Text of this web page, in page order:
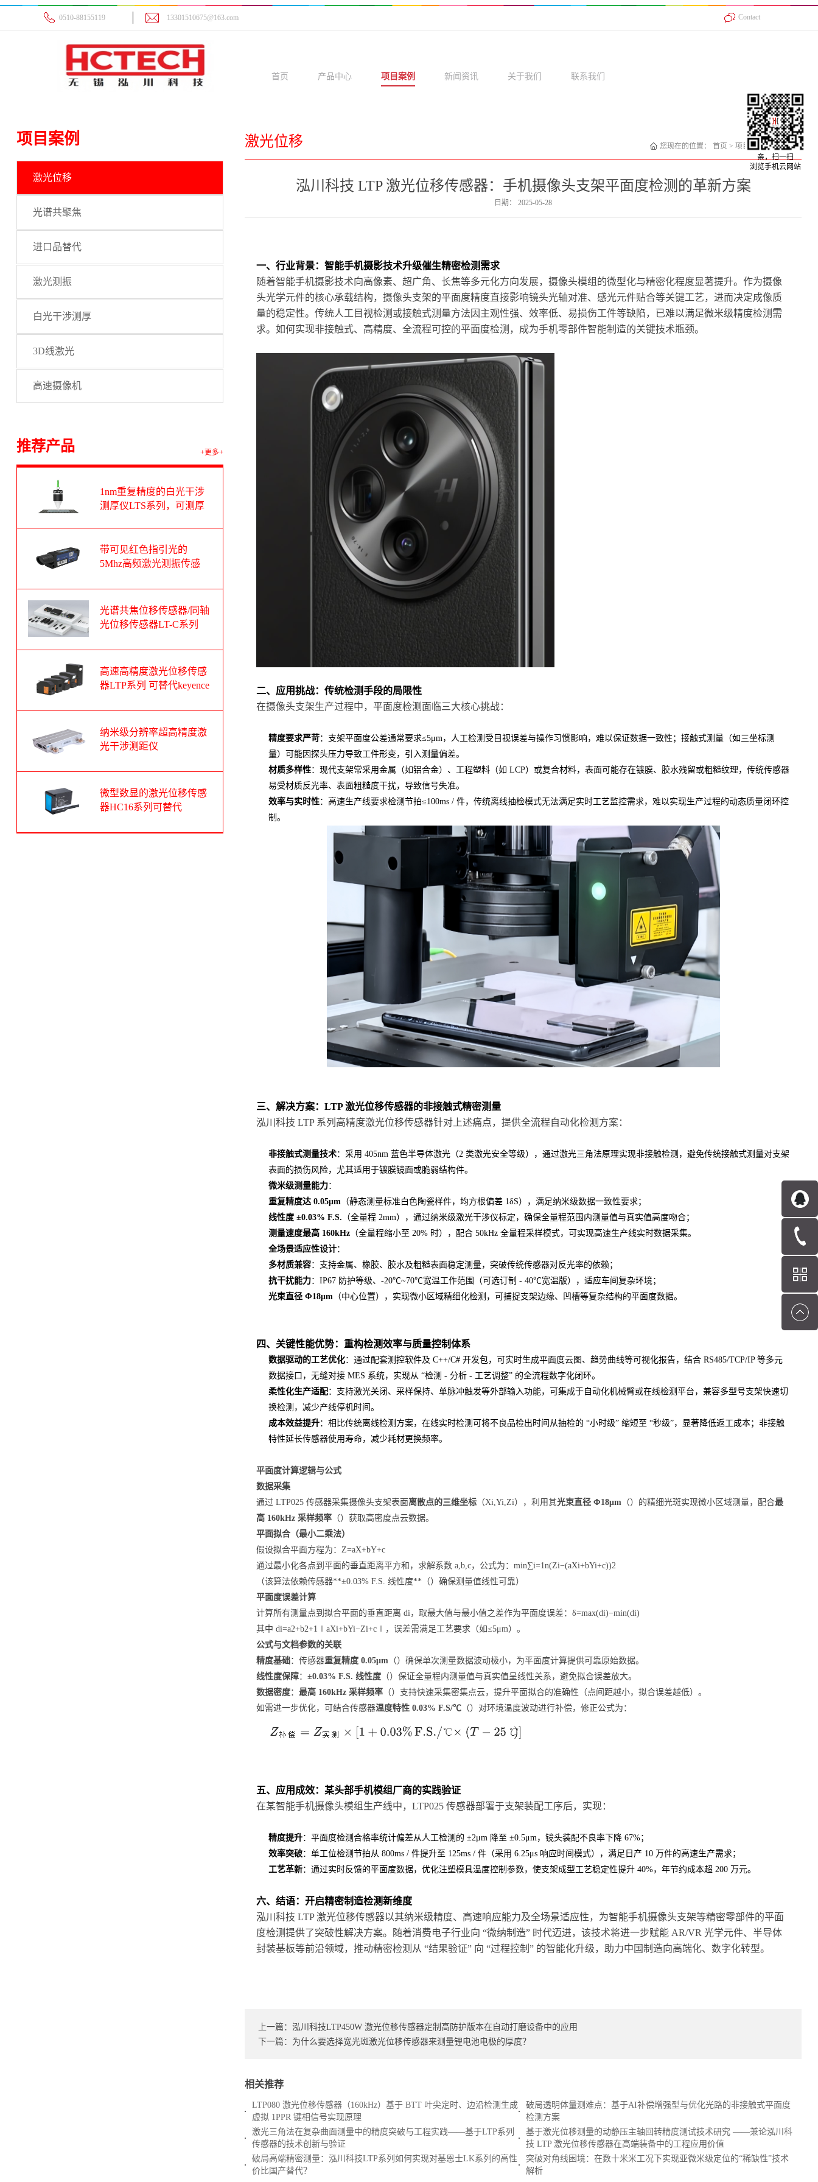
0510-88155119 13301510675@163.com Contact
首页 产品中心 项目案例 新闻资讯 关于我们 联系我们
项目案例
激光位移
光谱共聚焦
进口品替代
激光测振
白光干涉测厚
3D线激光
高速摄像机
推荐产品 +更多+
1nm重复精度的白光干涉
测厚仪LTS系列，可测厚
带可见红色指引光的
5Mhz高频激光测振传感
光谱共焦位移传感器/同轴
光位移传感器LT-C系列
列
高速高精度激光位移传感
器LTP系列 可替代keyence
纳米级分辨率超高精度激
光干涉测距仪
微型数显的激光位移传感
器HC16系列可替代
您现在的位置： 首页 > 项目案例 > 激光位移
激光位移
泓川科技 LTP 激光位移传感器：手机摄像头支架平面度检测的革新方案
日期： 2025-05-28
一、行业背景：智能手机摄影技术升级催生精密检测需求
随着智能手机摄影技术向高像素、超广角、长焦等多元化方向发展，摄像头模组的微型化与精密化程度显著提升。作为摄像
头光学元件的核心承载结构，摄像头支架的平面度精度直接影响镜头光轴对准、感光元件贴合等关键工艺，进而决定成像质
量的稳定性。传统人工目视检测或接触式测量方法因主观性强、效率低、易损伤工件等缺陷，已难以满足微米级精度检测需
求。如何实现非接触式、高精度、全流程可控的平面度检测，成为手机零部件智能制造的关键技术瓶颈。
二、应用挑战：传统检测手段的局限性
在摄像头支架生产过程中，平面度检测面临三大核心挑战：
精度要求严苛：支架平面度公差通常要求≤5μm，人工检测受目视误差与操作习惯影响，难以保证数据一致性；接触式测量（如三坐标测
量）可能因探头压力导致工件形变，引入测量偏差。
材质多样性：现代支架常采用金属（如铝合金）、工程塑料（如 LCP）或复合材料，表面可能存在镀膜、胶水残留或粗糙纹理，传统传感器
易受材质反光率、表面粗糙度干扰，导致信号失准。
效率与实时性：高速生产线要求检测节拍≤100ms / 件，传统离线抽检模式无法满足实时工艺监控需求，难以实现生产过程的动态质量闭环控
制。
三、解决方案：LTP 激光位移传感器的非接触式精密测量
泓川科技 LTP 系列高精度激光位移传感器针对上述痛点，提供全流程自动化检测方案：
非接触式测量技术：采用 405nm 蓝色半导体激光（2 类激光安全等级），通过激光三角法原理实现非接触检测，避免传统接触式测量对支架
表面的损伤风险，尤其适用于镀膜镜面或脆弱结构件。
微米级测量能力：
重复精度达 0.05μm （静态测量标准白色陶瓷样件，均方根偏差 1δS），满足纳米级数据一致性要求；
线性度 ±0.03% F.S. （全量程 2mm），通过纳米级激光干涉仪标定，确保全量程范围内测量值与真实值高度吻合；
测量速度最高 160kHz（全量程缩小至 20% 时），配合 50kHz 全量程采样模式，可实现高速生产线实时数据采集。
全场景适应性设计：
多材质兼容：支持金属、橡胶、胶水及粗糙表面稳定测量，突破传统传感器对反光率的依赖；
抗干扰能力：IP67 防护等级、-20℃~70℃宽温工作范围（可选订制 - 40℃宽温版），适应车间复杂环境；
光束直径 Φ18μm （中心位置），实现微小区域精细化检测，可捕捉支架边缘、凹槽等复杂结构的平面度数据。
四、关键性能优势：重构检测效率与质量控制体系
数据驱动的工艺优化：通过配套测控软件及 C++/C# 开发包，可实时生成平面度云图、趋势曲线等可视化报告，结合 RS485/TCP/IP 等多元
数据接口，无缝对接 MES 系统，实现从 “检测 - 分析 - 工艺调整” 的全流程数字化闭环。
柔性化生产适配：支持激光关闭、采样保持、单脉冲触发等外部输入功能，可集成于自动化机械臂或在线检测平台，兼容多型号支架快速切
换检测，减少产线停机时间。
成本效益提升：相比传统离线检测方案，在线实时检测可将不良品检出时间从抽检的 “小时级” 缩短至 “秒级”，显著降低返工成本；非接触
特性延长传感器使用寿命，减少耗材更换频率。
平面度计算逻辑与公式
数据采集
通过 LTP025 传感器采集摄像头支架表面离散点的三维坐标（Xi,Yi,Zi），利用其光束直径 Φ18μm （）的精细光斑实现微小区域测量，配合最
高 160kHz 采样频率（）获取高密度点云数据。
平面拟合（最小二乘法）
假设拟合平面方程为：Z=aX+bY+c
通过最小化各点到平面的垂直距离平方和，求解系数 a,b,c，公式为：min∑i=1n(Zi−(aXi+bYi+c))2
（该算法依赖传感器**±0.03% F.S. 线性度**（）确保测量值线性可靠）
平面度误差计算
计算所有测量点到拟合平面的垂直距离 di，取最大值与最小值之差作为平面度误差：δ=max(di)−min(di)
其中 di=a2+b2+1∣aXi+bYi−Zi+c∣，误差需满足工艺要求（如≤5μm）。
公式与文档参数的关联
精度基础：传感器重复精度 0.05μm （）确保单次测量数据波动极小，为平面度计算提供可靠原始数据。
线性度保障： ±0.03% F.S. 线性度（）保证全量程内测量值与真实值呈线性关系，避免拟合误差放大。
数据密度： 最高 160kHz 采样频率（）支持快速采集密集点云，提升平面拟合的准确性（点间距越小，拟合误差越低）。
如需进一步优化，可结合传感器温度特性 0.03% F.S/℃（）对环境温度波动进行补偿，修正公式为：
五、应用成效：某头部手机模组厂商的实践验证
在某智能手机摄像头模组生产线中，LTP025 传感器部署于支架装配工序后，实现：
精度提升：平面度检测合格率统计偏差从人工检测的 ±2μm 降至 ±0.5μm，镜头装配不良率下降 67%；
效率突破：单工位检测节拍从 800ms / 件提升至 125ms / 件（采用 6.25μs 响应时间模式），满足日产 10 万件的高速生产需求；
工艺革新：通过实时反馈的平面度数据，优化注塑模具温度控制参数，使支架成型工艺稳定性提升 40%，年节约成本超 200 万元。
六、结语：开启精密制造检测新维度
泓川科技 LTP 激光位移传感器以其纳米级精度、高速响应能力及全场景适应性，为智能手机摄像头支架等精密零部件的平面
度检测提供了突破性解决方案。随着消费电子行业向 “微纳制造” 时代迈进，该技术将进一步赋能 AR/VR 光学元件、半导体
封装基板等前沿领域，推动精密检测从 “结果验证” 向 “过程控制” 的智能化升级，助力中国制造向高端化、数字化转型。
上一篇： 泓川科技LTP450W 激光位移传感器定制高防护版本在自动打磨设备中的应用
下一篇： 为什么要选择宽光斑激光位移传感器来测量锂电池电极的厚度？
相关推荐
LTP080 激光位移传感器（160kHz）基于 BTT 叶尖定时、边沿检测生成
虚拟 1PPR 键相信号实现原理
破局透明体量测难点：基于AI补偿增强型与优化光路的非接触式平面度
检测方案
激光三角法在复杂曲面测量中的精度突破与工程实践——基于LTP系列
传感器的技术创新与验证
基于激光位移测量的动静压主轴回转精度测试技术研究 ——兼论泓川科
技 LTP 激光位移传感器在高端装备中的工程应用价值
破局高端精密测量：泓川科技LTP系列如何实现对基恩士LK系列的高性
价比国产替代？
突破对角线困境：在数十米米工况下实现亚微米级定位的“稀缺性”技术
解析
亲，扫一扫
浏览手机云网站